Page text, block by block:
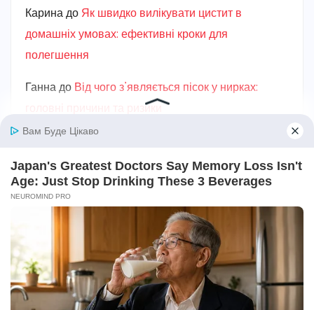
Карина до Як швидко вилікувати цистит в
домашніх умовах: ефективні кроки для
полегшення
Ганна до Від чого з’являється пісок у нирках:
головні причини та ризики
умовах: вичерпний посібник
Алкоголь
Без категорії